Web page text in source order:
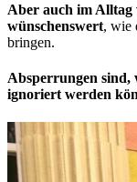
Aber auch im Alltag
wünschenswert, wie
bringen.
Absperrungen sind,
ignoriert werden